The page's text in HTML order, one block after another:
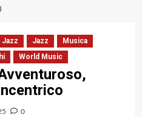
Jazz Jazz
Musica
World Music
0